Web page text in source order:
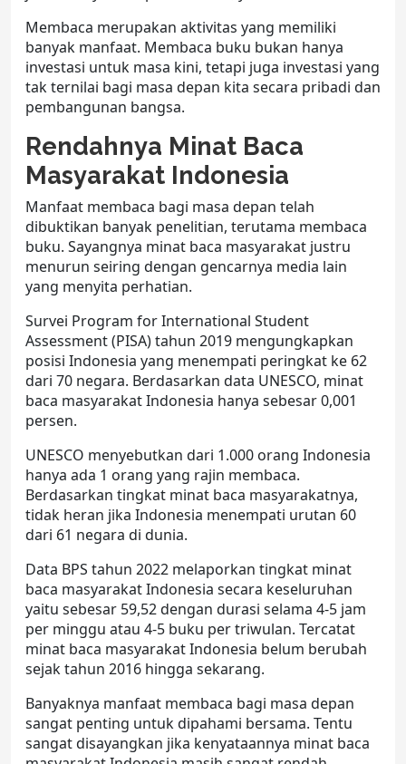
Membaca merupakan aktivitas yang memiliki
banyak manfaat. Membaca buku bukan hanya
investasi untuk masa kini, tetapi juga investasi yang
tak ternilai bagi masa depan kita secara pribadi dan
pembangunan bangsa.
Rendahnya Minat Baca
Masyarakat Indonesia
Manfaat membaca bagi masa depan telah
dibuktikan banyak penelitian, terutama membaca
buku. Sayangnya minat baca masyarakat justru
menurun seiring dengan gencarnya media lain
yang menyita perhatian.
Survei Program for International Student
Assessment (PISA) tahun 2019 mengungkapkan
posisi Indonesia yang menempati peringkat ke 62
dari 70 negara. Berdasarkan data UNESCO, minat
baca masyarakat Indonesia hanya sebesar 0,001
persen.
UNESCO menyebutkan dari 1.000 orang Indonesia
hanya ada 1 orang yang rajin membaca.
Berdasarkan tingkat minat baca masyarakatnya,
tidak heran jika Indonesia menempati urutan 60
dari 61 negara di dunia.
Data BPS tahun 2022 melaporkan tingkat minat
baca masyarakat Indonesia secara keseluruhan
yaitu sebesar 59,52 dengan durasi selama 4-5 jam
per minggu atau 4-5 buku per triwulan. Tercatat
minat baca masyarakat Indonesia belum berubah
sejak tahun 2016 hingga sekarang.
Banyaknya manfaat membaca bagi masa depan
sangat penting untuk dipahami bersama. Tentu
sangat disayangkan jika kenyataannya minat baca